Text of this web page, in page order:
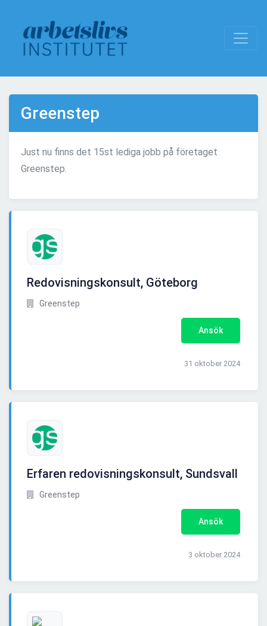
Greenstep
Just nu finns det 15st lediga jobb på företaget
Greenstep.
Redovisningskonsult, Göteborg
Greenstep
Ansök
31 oktober 2024
Erfaren redovisningskonsult, Sundsvall
Greenstep
Ansök
3 oktober 2024